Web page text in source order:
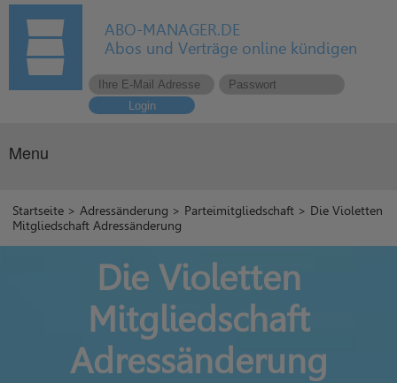
ABO-MANAGER.DE
Abos und Verträge online kündigen
Login
Menu
Startseite >Adressänderung > Parteimitgliedschaft > Die Violetten
Mitgliedschaft Adressänderung
Die Violetten
Mitgliedschaft
Adressänderung